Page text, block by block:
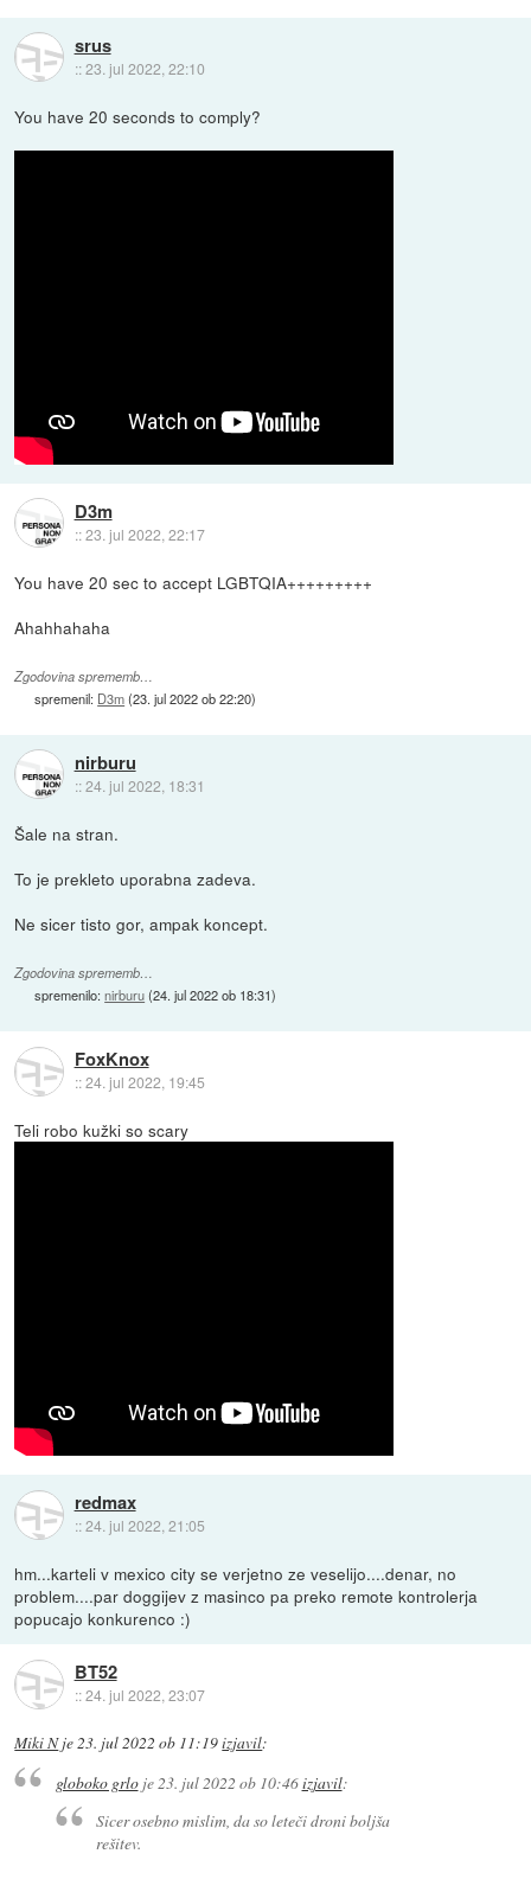
srus
::23. jul 2022, 22:10
You have 20 seconds to comply?
D3m
::23. jul 2022, 22:17
You have 20 sec to accept LGBTQIA+++++++++
Ahahhahaha
Zgodovina sprememb…
spremenil: D3m(23. jul 2022 ob 22:20)
nirburu
::24. jul 2022, 18:31
Šale na stran.
To je prekleto uporabna zadeva.
Ne sicer tisto gor, ampak koncept.
Zgodovina sprememb…
spremenilo:nirburu(24. jul 2022 ob 18:31)
FoxKnox
::24. jul 2022, 19:45
Teli robo kužki so scary
redmax
::24. jul 2022, 21:05
hm...karteli v mexico city se verjetno ze veselijo....denar, no
problem....par doggijev z masinco pa preko remote kontrolerja
popucajo konkurenco :)
BT52
::24. jul 2022, 23:07
Miki Nje23. jul 2022 ob 11:19izjavil:
globoko grloje 23. jul 2022 ob 10:46izjavil:
Sicer osebno mislim, da so leteči droni boljša
rešitev.